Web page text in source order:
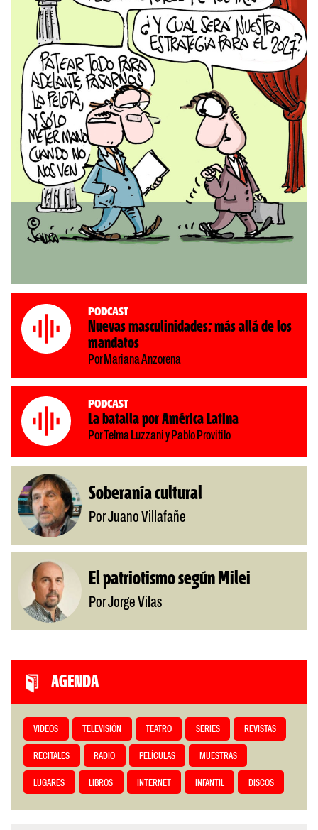
Podcast
Nuevas masculinidades: más allá de los
mandatos
Por Mariana Anzorena
Podcast
La batalla por América Latina
Por Telma Luzzani y Pablo Provitilo
Soberanía cultural
Por Juano Villafañe
El patriotismo según Milei
Por Jorge Vilas
AGENDA
VIDEOS TELEVISIÓN TEATRO SERIES REVISTAS
RECITALES RADIO PELÍCULAS MUESTRAS
LUGARES LIBROS INTERNET INFANTIL DISCOS